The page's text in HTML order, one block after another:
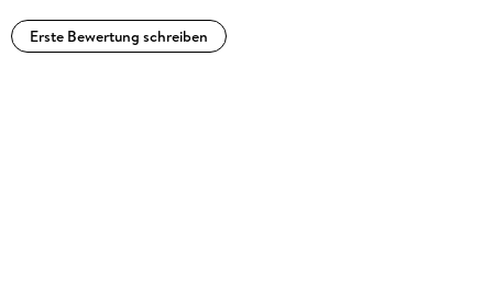
Erste Bewertung schreiben